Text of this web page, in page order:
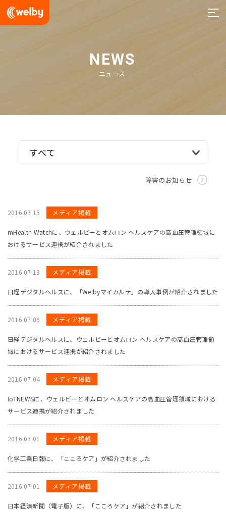
NEWS
ニュース
障害のお知らせ
2016.07.15 メディア掲載
mHealth Watchに、ウェルビーとオムロン ヘルスケアの高血圧管理領域に
おけるサービス連携が紹介されました
2016.07.13 メディア掲載
日経デジタルヘルスに、「Welbyマイカルテ」の導入事例が紹介されました
2016.07.06 メディア掲載
日経デジタルヘルスに、ウェルビーとオムロン ヘルスケアの高血圧管理領
域におけるサービス連携が紹介されました
2016.07.04 メディア掲載
IoTNEWSに、ウェルビーとオムロン ヘルスケアの高血圧管理領域における
サービス連携が紹介されました
2016.07.01 メディア掲載
化学工業日報に、「こころケア」が紹介されました
2016.07.01 メディア掲載
日本経済新聞（電子版）に、「こころケア」が紹介されました